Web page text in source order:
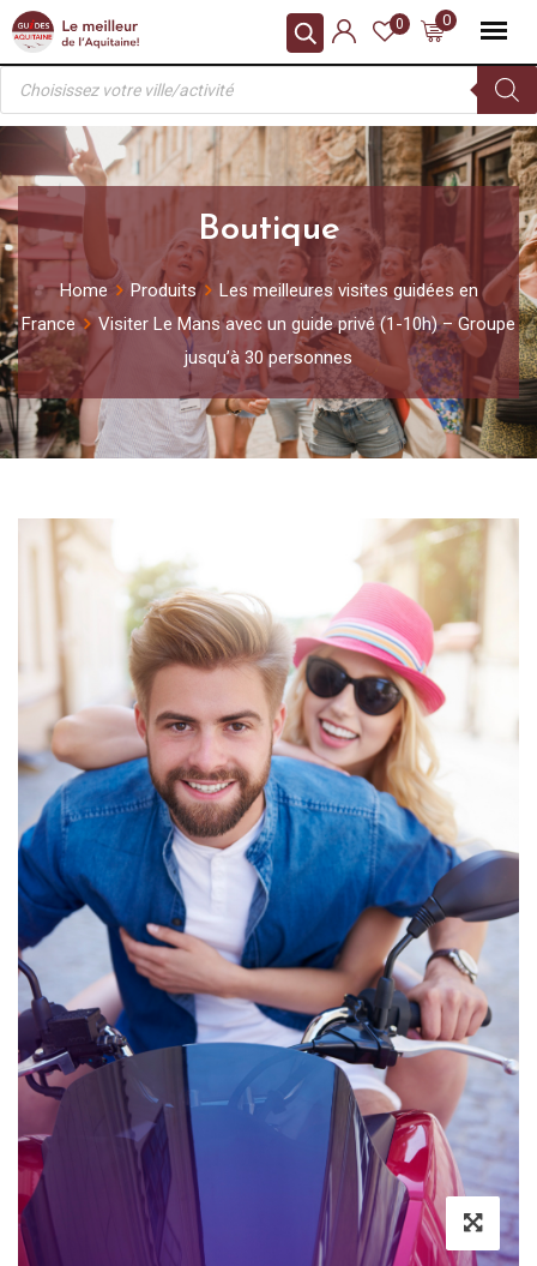
Skip
content
0
0
Recherche
produits
Boutique
Home Produits
Les meilleures visites guidées en
France
Visiter Le Mans avec un guide privé (1-10h) – Groupe
jusqu’à 30 personnes